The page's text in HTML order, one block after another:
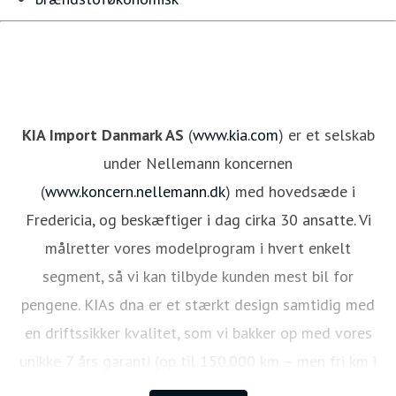
KIA Import Danmark AS (www.kia.com) er et selskab
under Nellemann koncernen
(www.koncern.nellemann.dk) med hovedsæde i
Fredericia, og beskæftiger i dag cirka 30 ansatte. Vi
målretter vores modelprogram i hvert enkelt
segment, så vi kan tilbyde kunden mest bil for
pengene. KIAs dna er et stærkt design samtidig med
en driftssikker kvalitet, som vi bakker op med vores
unikke 7 års garanti (op til 150.000 km – men fri km i
de første 3 år). Hermed har KIA kunden et lavt niveau